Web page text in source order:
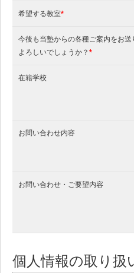
希望する教室*
今後も当塾からの各種ご案内をお送
よろしいでしょうか？ *
在籍学校
お問い合わせ内容
お問い合わせ・ご要望内容
個人情報の取り